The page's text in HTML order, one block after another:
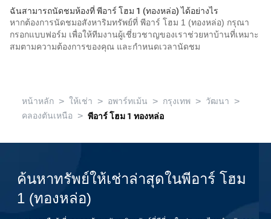
ฉันสามารถนัดชมห้องที่ พีอาร์ โฮม 1 (ทองหล่อ) ได้อย่างไร
หากต้องการนัดชมอสังหาริมทรัพย์ที่ พีอาร์ โฮม 1 (ทองหล่อ) กรุณา
กรอกแบบฟอร์ม เพื่อให้ทีมงานผู้เชี่ยวชาญของเราช่วยหาบ้านที่เหมาะ
สมตามความต้องการของคุณ และกำหนดเวลานัดชม
หน้าหลัก > ให้เช่า > อพาร์ทเม้น > กรุงเทพ > วัฒนา >
คลองตันเหนือ > พีอาร์ โฮม 1 ทองหล่อ
ค้นหาทรัพย์ให้เช่าล่าสุดในพีอาร์ โฮม
1 (ทองหล่อ)